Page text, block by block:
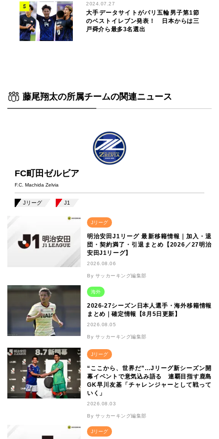
2024.07.27
大手データサイトがパリ五輪男子第1節
のベストイレブン発表！ 日本からは三
戸舜介ら最多3名選出
藤尾翔太の所属チームの関連ニュース
FC町田ゼルビア
F.C. Machida Zelvia
Jリーグ J1
Jリーグ
明治安田J1リーグ 最新移籍情報｜加入・退
団・契約満了・引退まとめ【2026／27明治
安田J1リーグ】
2026.08.06
By サッカーキング編集部
海外
2026-27シーズン日本人選手・海外移籍情報
まとめ｜確定情報【8月5日更新】
2026.08.05
By サッカーキング編集部
Jリーグ
“ここから、世界だ”…Jリーグ新シーズン開
幕イベントで意気込み語る 連覇目指す鹿島
GK早川友基「チャレンジャーとして戦って
いく」
2026.08.03
By サッカーキング編集部
Jリーグ